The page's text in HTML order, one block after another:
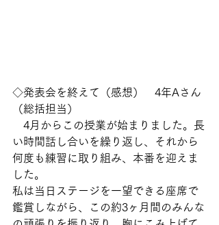
◇発表会を終えて（感想）　4年Aさん
（総括担当）
4月からこの授業が始まりました。長
い時間話し合いを繰り返し、それから
何度も練習に取り組み、本番を迎えま
した。
私は当日ステージを一望できる座席で
鑑賞しながら、この約3ヶ月間のみんな